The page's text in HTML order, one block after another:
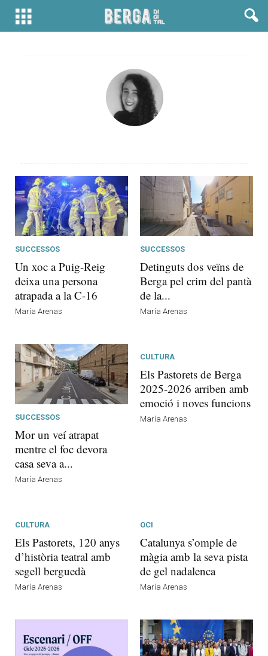
SUCCESSOS
Un xoc a Puig-Reig
deixa una persona
atrapada a la C-16
María Arenas
SUCCESSOS
Detinguts dos veïns de
Berga pel crim del pantà
de la...
María Arenas
SUCCESSOS
Mor un veí atrapat
mentre el foc devora
casa seva a...
María Arenas
CULTURA
Els Pastorets de Berga
2025-2026 arriben amb
emoció i noves funcions
María Arenas
CULTURA
Els Pastorets, 120 anys
d’història teatral amb
segell berguedà
María Arenas
OCI
Catalunya s’omple de
màgia amb la seva pista
de gel nadalenca
María Arenas